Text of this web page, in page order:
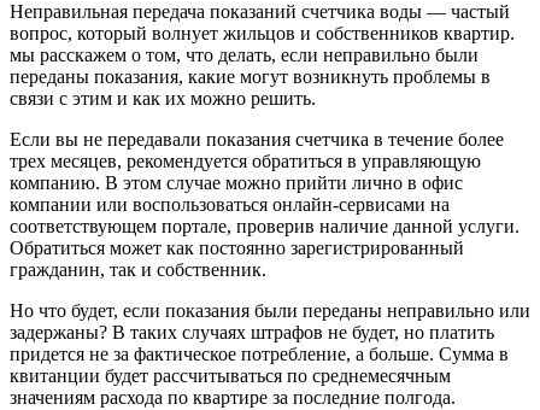
Неправильная передача показаний счетчика воды — частый
вопрос, который волнует жильцов и собственников квартир.
мы расскажем о том, что делать, если неправильно были
переданы показания, какие могут возникнуть проблемы в
связи с этим и как их можно решить.
Если вы не передавали показания счетчика в течение более
трех месяцев, рекомендуется обратиться в управляющую
компанию. В этом случае можно прийти лично в офис
компании или воспользоваться онлайн-сервисами на
соответствующем портале, проверив наличие данной услуги.
Обратиться может как постоянно зарегистрированный
гражданин, так и собственник.
Но что будет, если показания были переданы неправильно или
задержаны? В таких случаях штрафов не будет, но платить
придется не за фактическое потребление, а больше. Сумма в
квитанции будет рассчитываться по среднемесячным
значениям расхода по квартире за последние полгода.